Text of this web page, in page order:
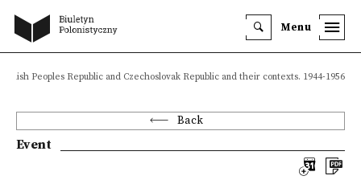
Menu
Peoples Republic and Czechoslovak Republic and their contexts. 1944-1956
Back
Event